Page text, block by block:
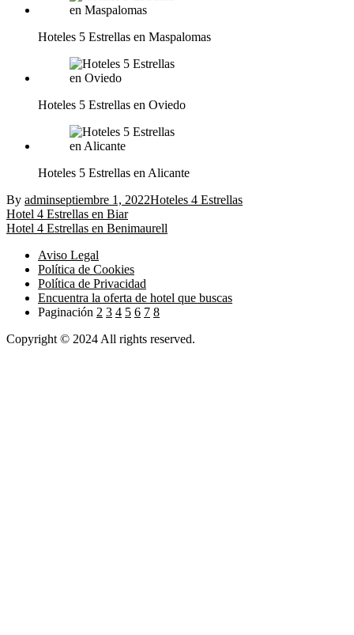
Hoteles 5 Estrellas en Maspalomas
Hoteles 5 Estrellas en Oviedo
Hoteles 5 Estrellas en Alicante
By adminseptiembre 1, 2022Hoteles 4 Estrellas
Navegación
de
entradas
Hotel 4 Estrellas en Biar
Hotel 4 Estrellas en Benimaurell
Aviso Legal
Política de Cookies
Política de Privacidad
Encuentra la oferta de hotel que buscas
Paginación 2 3 4 5 6 7 8
Copyright © 2024 All rights reserved.